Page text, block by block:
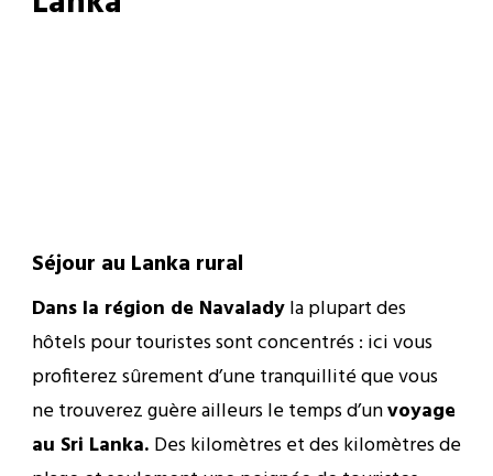
Séjour au Lanka rural
Dans la région de Navaladyla plupart des
hôtels pour touristes sont concentrés : ici vous
profiterez sûrement d’une tranquillité que vous
ne trouverez guère ailleurs le temps d’unvoyage
au Sri Lanka. Des kilomètres et des kilomètres de